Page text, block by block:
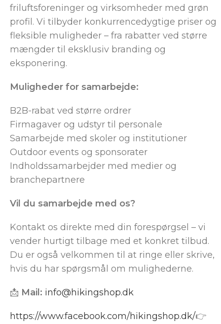
friluftsforeninger og virksomheder med grøn
profil. Vi tilbyder konkurrencedygtige priser og
fleksible muligheder – fra rabatter ved større
mængder til eksklusiv branding og
eksponering.
Muligheder for samarbejde:
B2B-rabat ved større ordrer
Firmagaver og udstyr til personale
Samarbejde med skoler og institutioner
Outdoor events og sponsorater
Indholdssamarbejder med medier og
branchepartnere
Vil du samarbejde med os?
Kontakt os direkte med din forespørgsel – vi
vender hurtigt tilbage med et konkret tilbud.
Du er også velkommen til at ringe eller skrive,
hvis du har spørgsmål om mulighederne.
📩 Mail: info@hikingshop.dk
https://www.facebook.com/hikingshop.dk/👉